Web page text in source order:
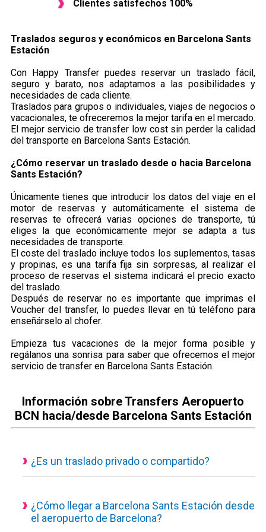
Clientes satisfechos 100%
Traslados seguros y económicos en ​Barcelona Sants
Estación
Con Happy Transfer puedes reservar un traslado fácil,
seguro y barato, nos adaptamos a las posibilidades y
necesidades de cada cliente.
Traslados para grupos o individuales, viajes de negocios o
vacacionales, te ofreceremos la mejor tarifa en el mercado.
El mejor servicio de transfer low cost sin perder la calidad
del transporte en Barcelona Sants Estación.
¿Cómo reservar un traslado desde o hacia Barcelona
Sants Estación?
Únicamente tienes que introducir los datos del viaje en el
motor de reservas y automáticamente el sistema de
reservas te ofrecerá varias opciones de transporte, tú
eliges la que económicamente mejor se adapta a tus
necesidades de transporte.
El coste del traslado incluye todos los suplementos, tasas
y propinas, es una tarifa fija sin sorpresas, al realizar el
proceso de reservas el sistema indicará el precio exacto
del traslado.
Después de reservar no es importante que imprimas el
Voucher del transfer, lo puedes llevar en tú teléfono para
enseñárselo al chofer.
Empieza tus vacaciones de la mejor forma posible y
regálanos una sonrisa para saber que ofrecemos el mejor
servicio de transfer en Barcelona Sants Estación.
Información sobre Transfers Aeropuerto
BCN hacia/desde Barcelona Sants Estación
¿Es un traslado privado o compartido?
Todos nuestros servicios de transporte disponibles son
el vehículo es de uso exclusivo para ti y tus acompañantes.
¿Cómo llegar a Barcelona Sants Estación desde
el aeropuerto de Barcelona?